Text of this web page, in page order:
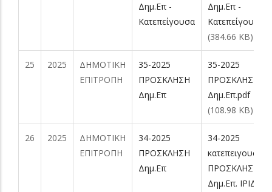
Δημ.Επ -
Κατεπείγουσα
Δημ.Επ -
(384.66 KB)
25 2025
ΔΗΜΟΤΙΚΗ
ΕΠΙΤΡΟΠΗ
35-2025
ΠΡΟΣΚΛΗΣΗ
Δημ.Επ
35-2025
ΠΡΟΣΚΛΗΣΗ
Δημ.Επ.pdf
(108.98 KB)
26 2025
ΔΗΜΟΤΙΚΗ
ΕΠΙΤΡΟΠΗ
34-2025
ΠΡΟΣΚΛΗΣΗ
Δημ.Επ
34-2025
κατεπειγουσα
ΠΡΟΣΚΛΗΣΗ
Δημ.Επ.